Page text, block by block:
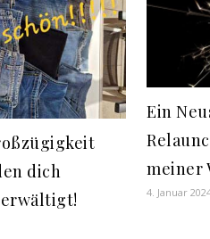
dich
Ein
meiner
4. Januar